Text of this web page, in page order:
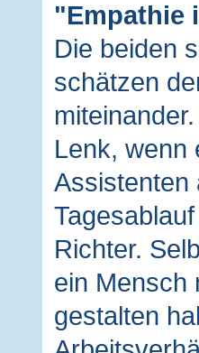
"Empathie
Die beiden
schätzen
Lenk, wenn
Assistenten
Richter.
ein Mensch
gestalten